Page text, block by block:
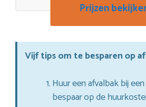
Prijzen
Vijf tips om te besparen op
Huur een afvalbak bij
bespaar op de